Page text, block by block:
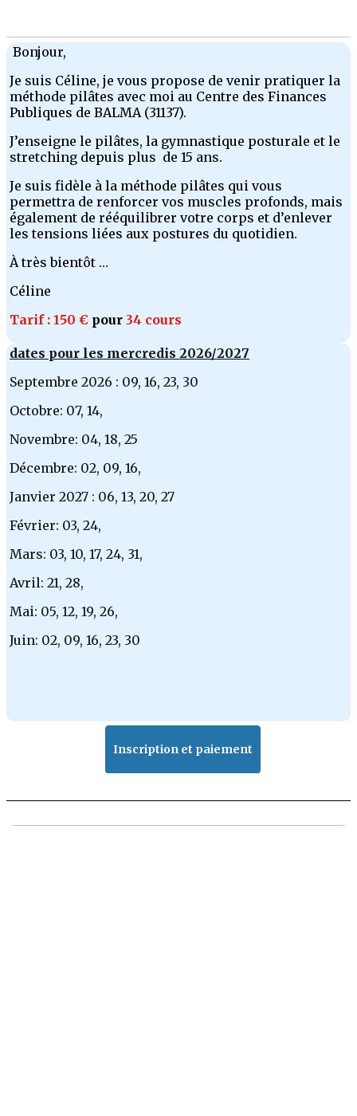
Bonjour,
Je suis Céline, je vous propose de venir pratiquer la
méthode pilâtes avec moi au Centre des Finances
Publiques de BALMA (31137).
J’enseigne le pilâtes, la gymnastique posturale et le
stretching depuis plus de 15 ans.
Je suis fidèle à la méthode pilâtes qui vous
permettra de renforcer vos muscles profonds, mais
également de rééquilibrer votre corps et d’enlever
les tensions liées aux postures du quotidien.
À très bientôt …
Céline
Tarif : 150 € pour 34 cours
dates pour les mercredis 2026/2027
Septembre 2026 : 09, 16, 23, 30
Octobre: 07, 14,
Novembre: 04, 18, 25
Décembre: 02, 09, 16,
Janvier 2027 : 06, 13, 20, 27
Février: 03, 24,
Mars: 03, 10, 17, 24, 31,
Avril: 21, 28,
Mai: 05, 12, 19, 26,
Juin: 02, 09, 16, 23, 30
Inscription et paiement